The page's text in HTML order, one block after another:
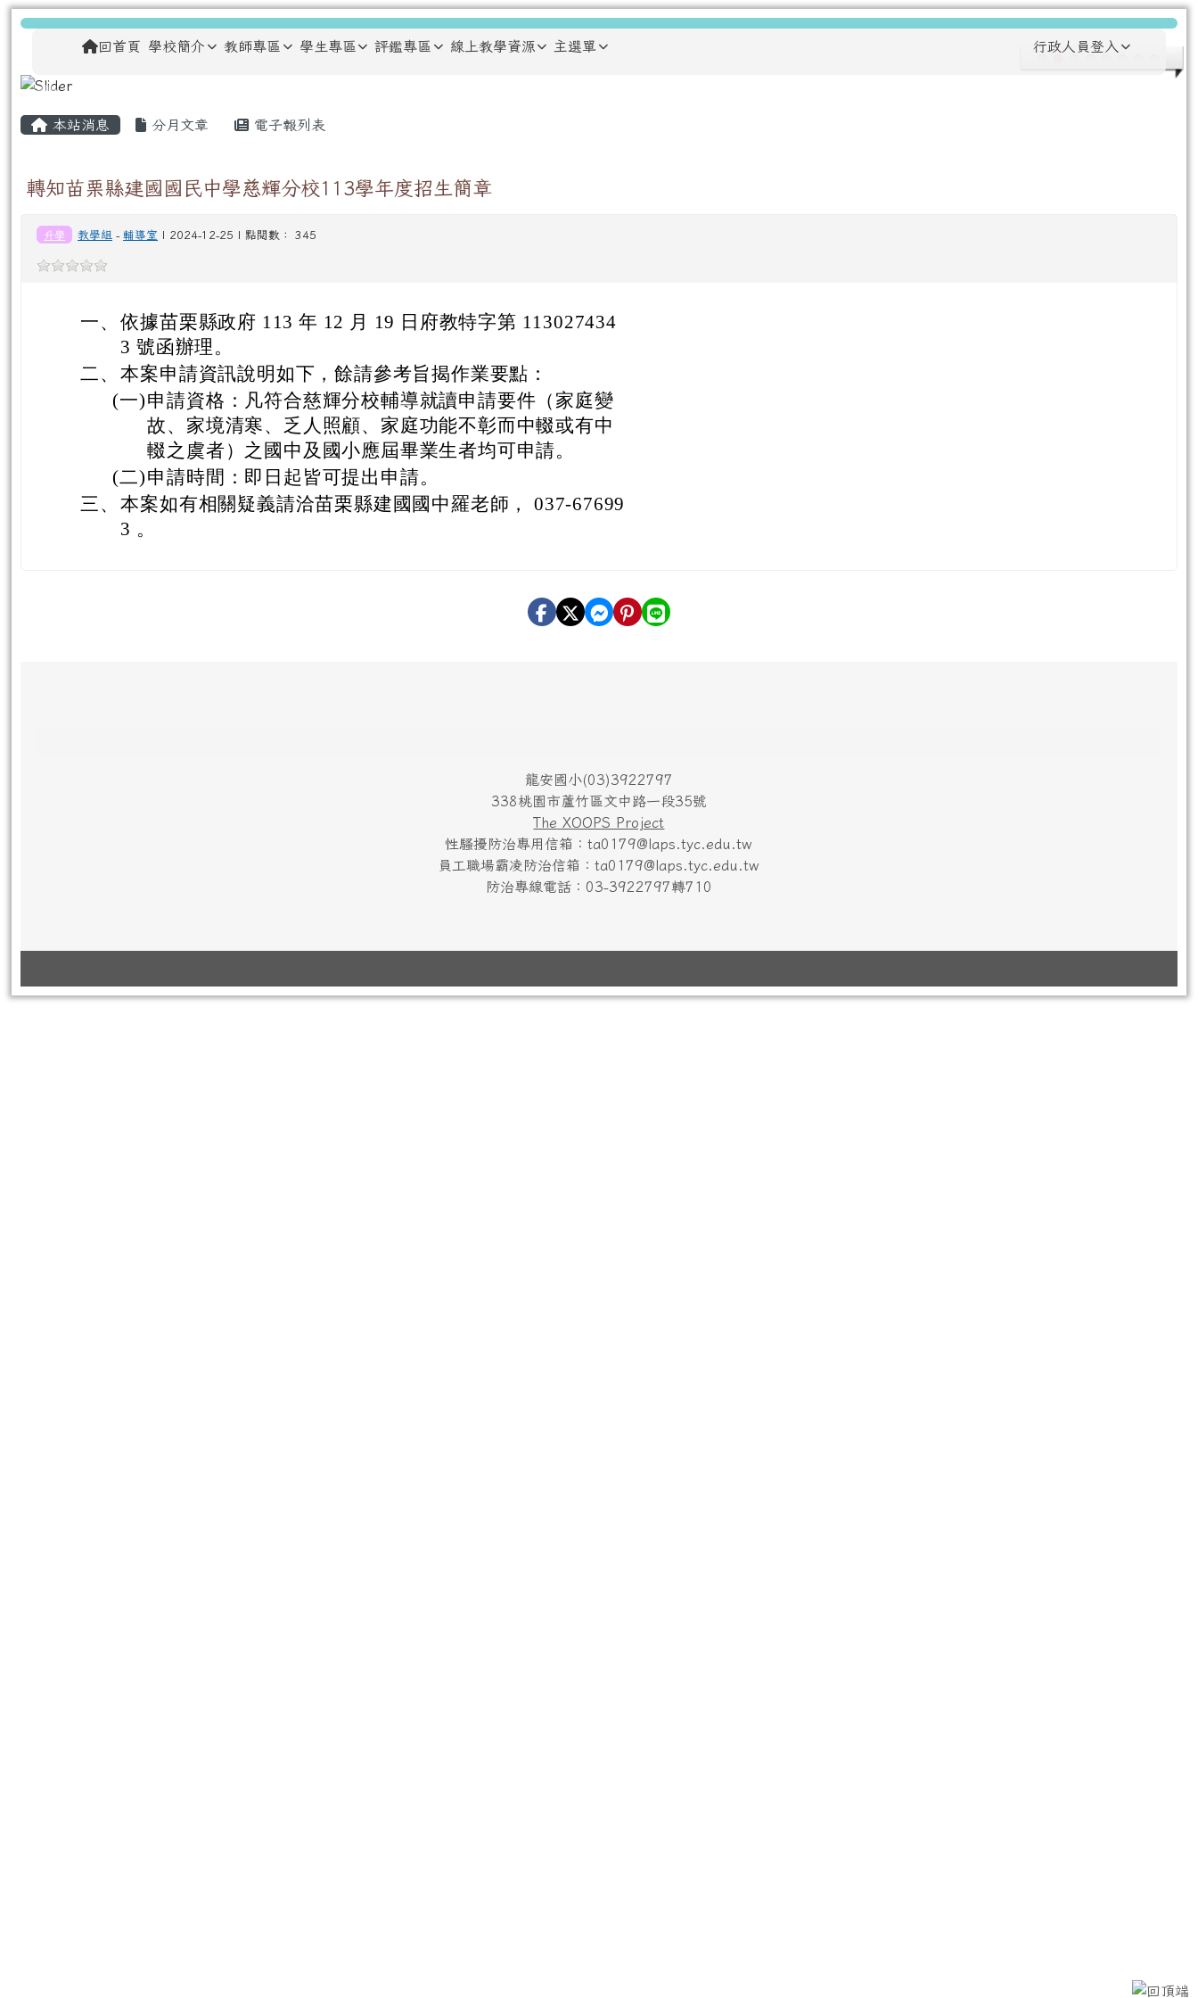
跳至主內容區
龍安國民小學
導覽列回首頁 學校簡介 教師專區 學生專區 評鑑專區 線上教學資源 主選單 行政人員登入
主內容區域
本站消息 分月文章 電子報列表
轉知苗栗縣建國國民中學慈輝分校113學年度招生簡章
升學 教學組 -輔導室 | 2024-12-25 | 點閱數： 345
一、 依據苗栗縣政府 113 年 12 月 19 日府教特字第 113027434
3 號函辦理。
二、 本案申請資訊說明如下，餘請參考旨揭作業要點：
(一)申請資格：凡符合慈輝分校輔導就讀申請要件（家庭變
故、家境清寒、乏人照顧、家庭功能不彰而中輟或有中
輟之虞者）之國中及國小應屆畢業生者均可申請。
(二)申請時間：即日起皆可提出申請。
三、 本案如有相關疑義請洽苗栗縣建國國中羅老師， 037-67699
3 。
頁尾區域
龍安國小(03)3922797
338桃園市蘆竹區文中路一段35號
The XOOPS Project
性騷擾防治專用信箱：ta0179@laps.tyc.edu.tw
員工職場霸凌防治信箱：ta0179@laps.tyc.edu.tw
防治專線電話：03-3922797轉710